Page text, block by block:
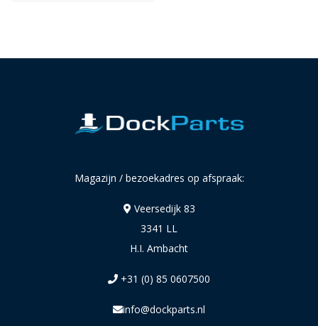
Magazijn / bezoekadres op afspraak:
Veersedijk 83
3341 LL
H.I. Ambacht
+31 (0) 85 0607500
info@dockparts.nl